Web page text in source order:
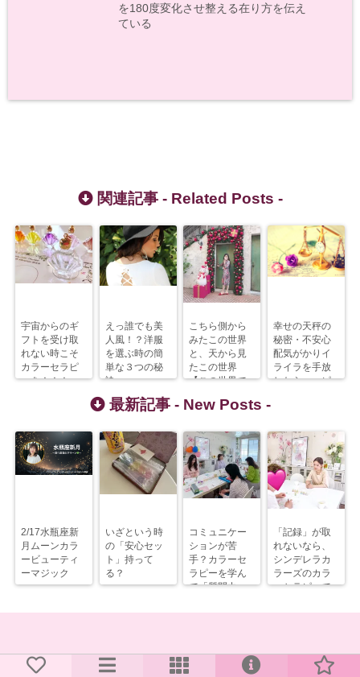
を180度変化させ整える在り方を伝え
ている
関連記事 - Related Posts -
宇宙からのギ
フトを受け取
れない時こそ
カラーセラピ
ーを！！！
えっ誰でも美
人風！？洋服
を選ぶ時の簡
単な３つの秘
訣
こちら側から
みたこの世界
と、天から見
たこの世界
【この世界で
は？】
幸せの天秤の
秘密・不安心
配気がかりイ
ライラを手放
したらハッピ
最新記事 - New Posts -
2/17水瓶座新
月ムーンカラ
ービューティ
ーマジック
いざという時
の「安心セッ
ト」持って
る？
コミュニケー
ションが苦
手？カラーセ
ラピーを学ん
で「質問力」
し！
「記録」が取
れないなら、
シンデレラカ
ラーズのカラ
ーセラピーで